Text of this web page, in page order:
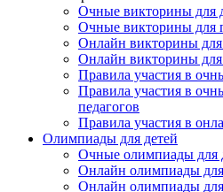
Очные викторины для
Очные викторины для
Онлайн викторины
Онлайн викторины
Правила участия в
Правила участия в
педагогов
Правила участия в
Олимпиады для детей
Очные олимпиады для
Онлайн олимпиады
Онлайн олимпиады